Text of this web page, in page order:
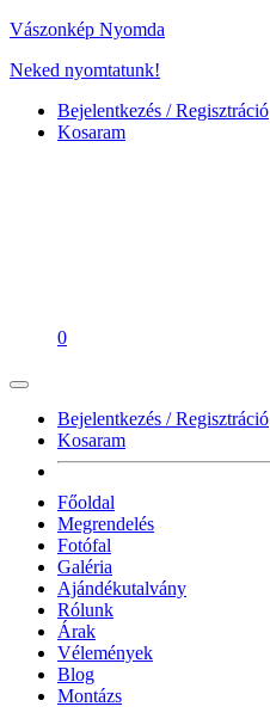
Vászonkép Nyomda
Neked nyomtatunk!
Bejelentkezés / Regisztráció
Kosaram
0
Bejelentkezés / Regisztráció
Kosaram
Főoldal
Megrendelés
Fotófal
Galéria
Ajándékutalvány
Rólunk
Árak
Vélemények
Blog
Montázs